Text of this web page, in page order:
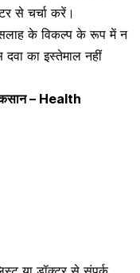
से चर्चा करें।
सलाह के विकल्प के रूप में न
दवा का इस्तेमाल नहीं
– Health